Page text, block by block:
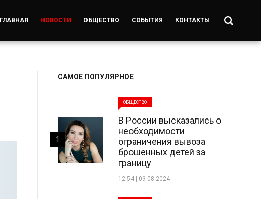
ГЛАВНАЯ НОВОСТИ ОБЩЕСТВО СОБЫТИЯ КОНТАКТЫ
САМОЕ ПОПУЛЯРНОЕ
ОБЩЕСТВО
В России высказались о
необходимости
ограничения вывоза
брошенных детей за
границу
12:54 | 09-08-2024
1